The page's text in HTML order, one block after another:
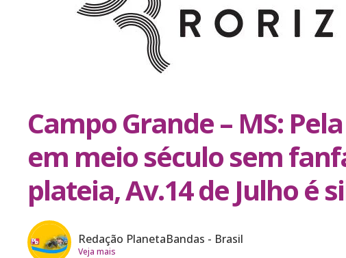
Campo Grande – MS:
em meio século sem
plateia, Av.14 de Julho é
Redação PlanetaBandas - Brasil
Veja mais